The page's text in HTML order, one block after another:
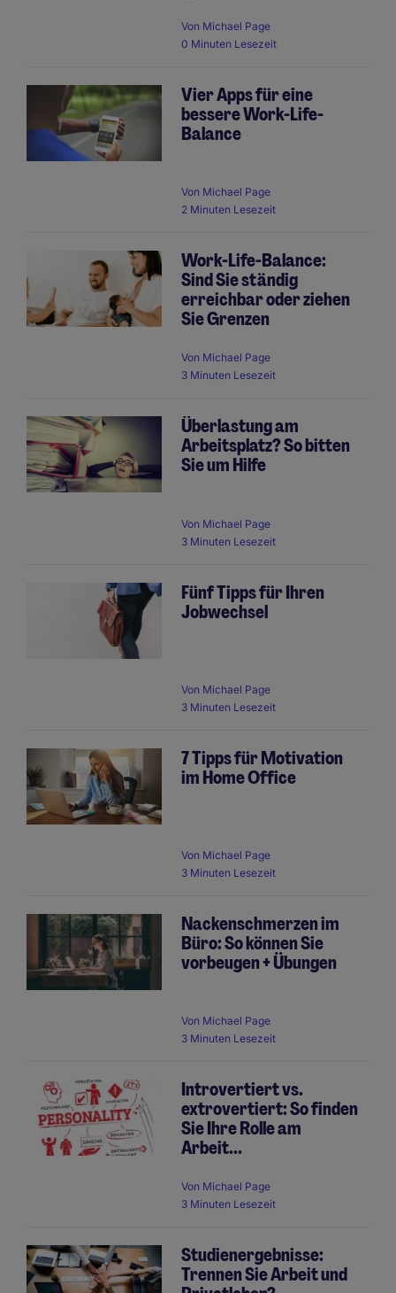
Von Michael Page
0 Minuten Lesezeit
Vier Apps für eine
bessere Work-Life-
Balance
Von Michael Page
2 Minuten Lesezeit
Work-Life-Balance:
Sind Sie ständig
erreichbar oder ziehen
Sie Grenzen
Von Michael Page
3 Minuten Lesezeit
Überlastung am
Arbeitsplatz? So bitten
Sie um Hilfe
Von Michael Page
3 Minuten Lesezeit
Fünf Tipps für Ihren
Jobwechsel
Von Michael Page
3 Minuten Lesezeit
7 Tipps für Motivation
im Home Office
Von Michael Page
3 Minuten Lesezeit
Nackenschmerzen im
Büro: So können Sie
vorbeugen + Übungen
Von Michael Page
3 Minuten Lesezeit
Introvertiert vs.
extrovertiert: So finden
Sie Ihre Rolle am
Arbeit...
Von Michael Page
3 Minuten Lesezeit
Studienergebnisse:
Trennen Sie Arbeit und